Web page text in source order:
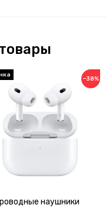
−38%
наушники